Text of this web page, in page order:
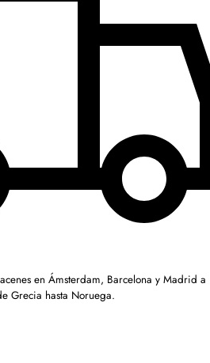
en Ámsterdam, Barcelona y Madrid a
Grecia hasta Noruega.